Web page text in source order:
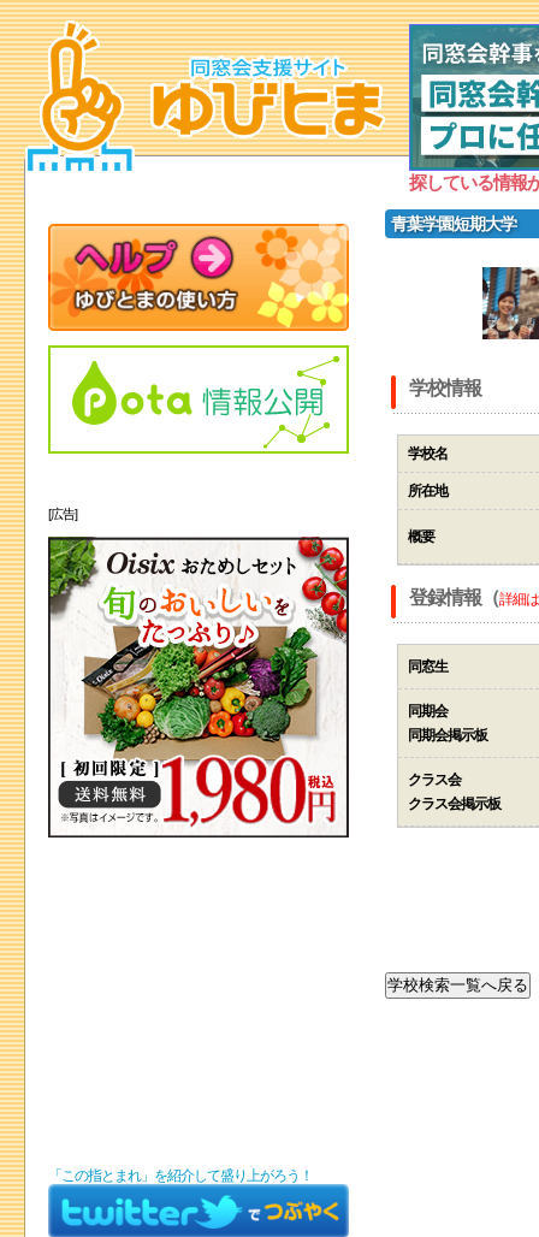
探している情報
青葉学園短期大学
学校情報
学校名
所在地
概要
登録情報（詳細
同窓生
同期会
同期会掲示板
クラス会
クラス会掲示板
[広告]
「この指とまれ」を紹介して盛り上がろう！